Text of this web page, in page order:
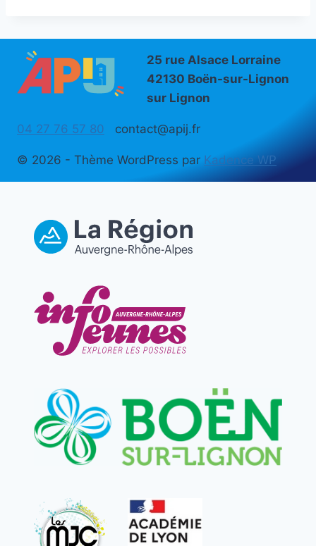
25 rue Alsace Lorraine
42130 Boën-sur-Lignon
sur Lignon
04 27 76 57 80 contact@apij.fr
© 2026 - Thème WordPress par Kadence WP